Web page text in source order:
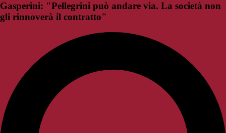
Gasperini: "Pellegrini può andare via. La società non
gli rinnoverà il contratto"